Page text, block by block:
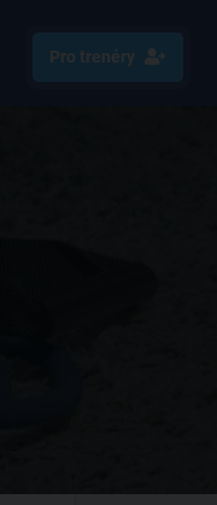
Pro trenéry